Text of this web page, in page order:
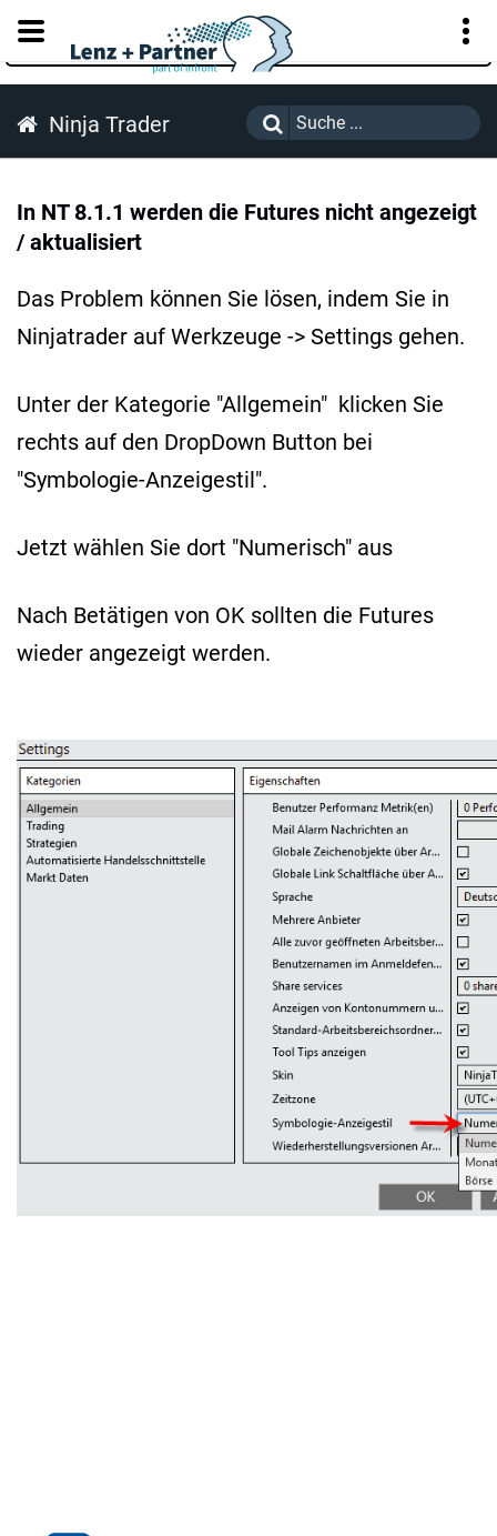
KUNDENPORTAL
Ninja Trader
In NT 8.1.1 werden die Futures nicht angezeigt
/ aktualisiert
Das Problem können Sie lösen, indem Sie in
Ninjatrader auf Werkzeuge -> Settings gehen.
Unter der Kategorie "Allgemein" klicken Sie
rechts auf den DropDown Button bei
"Symbologie-Anzeigestil".
Jetzt wählen Sie dort "Numerisch" aus
Nach Betätigen von OK sollten die Futures
wieder angezeigt werden.